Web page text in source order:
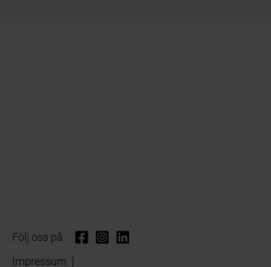
Följ oss på:
Impressum